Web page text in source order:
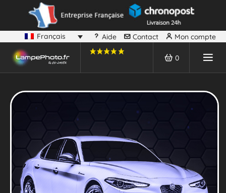
Français Aide Contact Mon compte
0